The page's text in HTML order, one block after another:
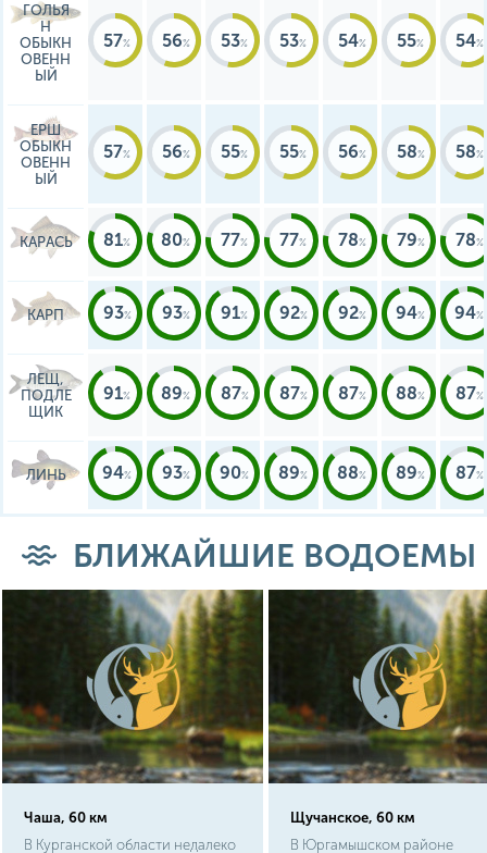
ГОЛЬЯ
Н
ОБЫКН
ОВЕНН
ЫЙ
57 56 53 53 54 55 54
ЕРШ
ОБЫКН
ОВЕНН
ЫЙ
57 56 55 55 56 58 58
КАРАСЬ 81 80 77 77 78 79 78
КАРП 93 93 91 92 92 94 94
ЛЕЩ,
ПОДЛЕ
ЩИК
91 89 87 87 87 88 87
ЛИНЬ 94 93 90 89 88 89 87
БЛИЖАЙШИЕ ВОДОЕМЫ
Чаша, 60 км
В Курганской области недалеко
Щучанское, 60 км
В Юргамышском районе